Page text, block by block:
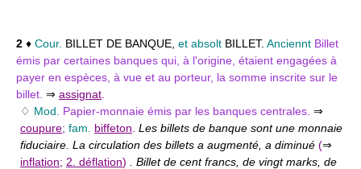
2 ♦ Cour. BILLET DE BANQUE, et absolt BILLET. Anciennt Billet
émis par certaines banques qui, à l'origine, étaient engagées à
payer en espèces, à vue et au porteur, la somme inscrite sur le
billet. ⇒ assignat
♢ Mod. Papier-monnaie émis par les banques centrales. ⇒
coupure; fam. biffeton Les billets de banque sont une monnaie
fiduciaire. La circulation des billets a augmenté, a diminué (⇒
inflation; 2. déflation) . Billet de cent francs, de vingt marks, de